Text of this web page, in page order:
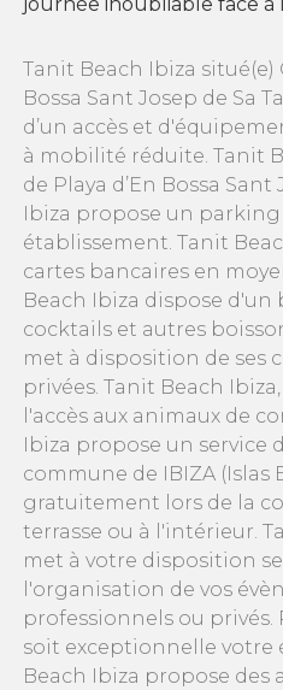
Tanit Beach Ibiza situé(e)
Bossa Sant Josep de Sa
d’un accès et
à mobilité réduite. Tanit
de Playa d’En Bossa Sant
Ibiza propose un
établissement. Tanit
cartes bancaires en
Beach Ibiza dispose
cocktails et autres
met à disposition de ses
privées. Tanit Beach
l'accès aux animaux de
Ibiza propose un service
commune de IBIZA (Islas
gratuitement lors de la
terrasse ou à l'intérieur.
met à votre disposition
l'organisation de vos
professionnels ou privés.
soit exceptionnelle votre
Beach Ibiza propose des